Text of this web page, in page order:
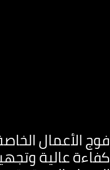
فوج الأعمال
كفاءة عالية